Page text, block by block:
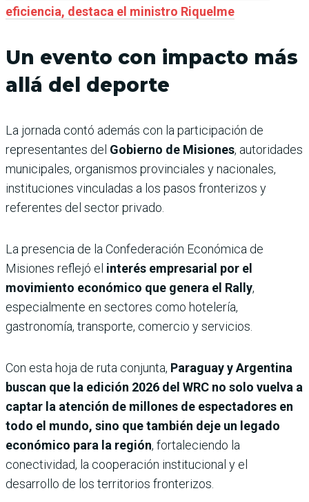
eficiencia, destaca el ministro Riquelme
Un evento con impacto más
allá del deporte
La jornada contó además con la participación de
representantes del Gobierno de Misiones, autoridades
municipales, organismos provinciales y nacionales,
instituciones vinculadas a los pasos fronterizos y
referentes del sector privado.
La presencia de la Confederación Económica de
Misiones reflejó el interés empresarial por el
movimiento económico que genera el Rally,
especialmente en sectores como hotelería,
gastronomía, transporte, comercio y servicios.
Con esta hoja de ruta conjunta, Paraguay y Argentina
buscan que la edición 2026 del WRC no solo vuelva a
captar la atención de millones de espectadores en
todo el mundo, sino que también deje un legado
económico para la región, fortaleciendo la
conectividad, la cooperación institucional y el
desarrollo de los territorios fronterizos.